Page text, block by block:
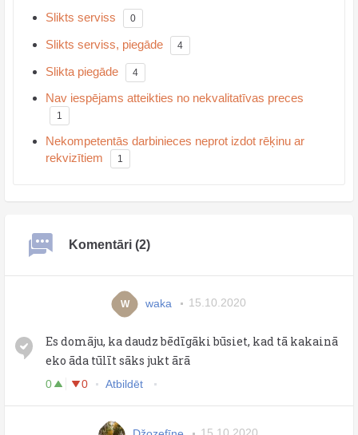
Slikts serviss 0
Slikts serviss, piegāde 4
Slikta piegāde 4
Nav iespējams atteikties no nekvalitatīvas preces
1
Nekompetentās darbinieces neprot izdot rēķinu ar
rekvizītiem
1
Komentāri (2)
W waka 15.10.2020
Es domāju, ka daudz bēdīgāki būsiet, kad tā kakainā
eko āda tūlīt sāks jukt ārā
0 0 Atbildēt